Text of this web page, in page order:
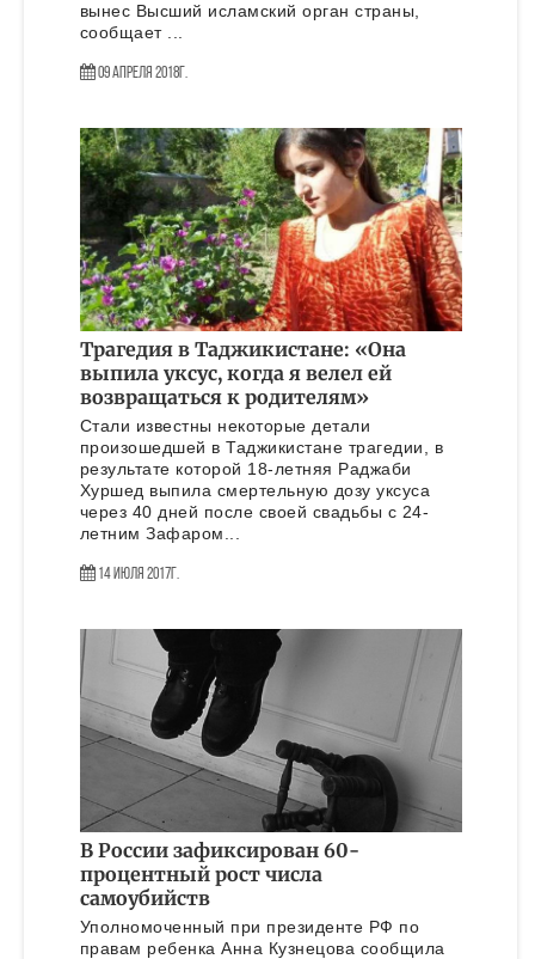
вынес Высший исламский орган страны,
сообщает ...
09 Апреля 2018г.
Трагедия в Таджикистане: «Она
выпила уксус, когда я велел ей
возвращаться к родителям»
Стали известны некоторые детали
произошедшей в Таджикистане трагедии, в
результате которой 18-летняя Раджаби
Хуршед выпила смертельную дозу уксуса
через 40 дней после своей свадьбы с 24-
летним Зафаром...
14 Июля 2017г.
В России зафиксирован 60-
процентный рост числа
самоубийств
Уполномоченный при президенте РФ по
правам ребенка Анна Кузнецова сообщила